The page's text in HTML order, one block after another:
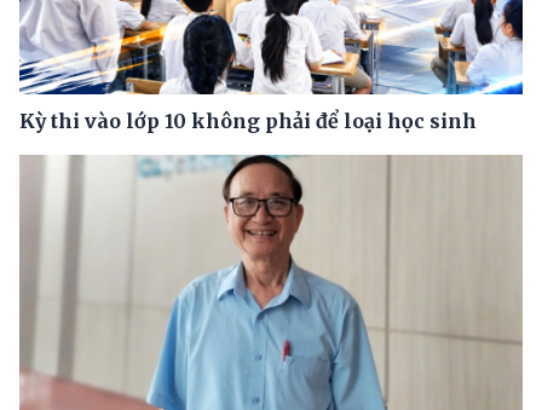
Kỳ thi vào lớp 10 không phải để loại học sinh